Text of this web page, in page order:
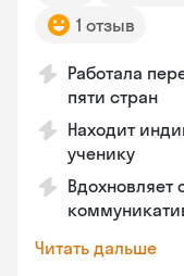
1 отзыв
Работала
пяти стран
Находит
ученику
Вдохновляет
Читать дальше